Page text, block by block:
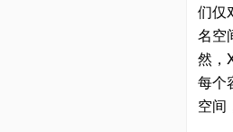
们仅
名空
然，
每个
空间